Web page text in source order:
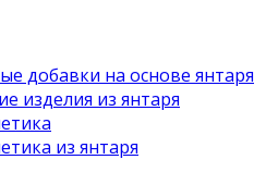
добавки на основе янтаря
изделия из янтаря
из янтаря